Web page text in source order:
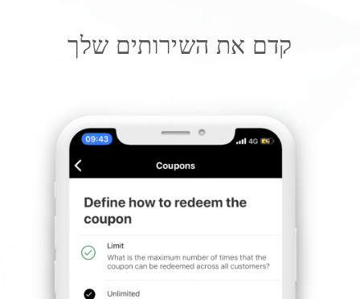
קדם את השירותים שלך